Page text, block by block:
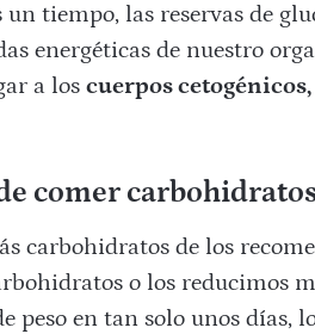
tiempo, las reservas de
energéticas de nuestro
a los cuerpos cetogénicos,
comer
carbohidratos de los
o los reducimos
peso en tan solo unos días,